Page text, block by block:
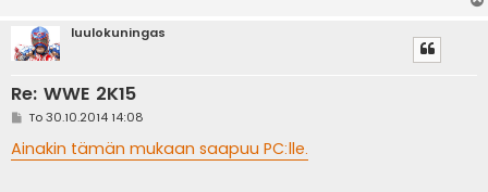
luulokuningas
Re: WWE 2K15
V
e
s
To 30.10.2014 14:08
Ainakin tämän mukaan saapuu PC:lle.